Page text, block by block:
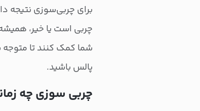
برای چربی‌سوزی نتیجه
چربی است یا خیر،
شما کمک کنند تا متوجه
پالس باشید.
چربی سوزی چه